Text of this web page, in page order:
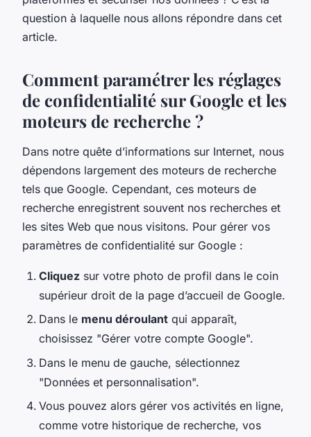
question à laquelle nous allons répondre dans cet
article.
Comment paramétrer les réglages
de confidentialité sur Google et les
moteurs de recherche ?
Dans notre quête d’informations sur Internet, nous
dépendons largement des moteurs de recherche
tels que Google. Cependant, ces moteurs de
recherche enregistrent souvent nos recherches et
les sites Web que nous visitons. Pour gérer vos
paramètres de confidentialité sur Google :
Cliquez sur votre photo de profil dans le coin
supérieur droit de la page d’accueil de Google.
Dans le menu déroulant qui apparaît,
choisissez "Gérer votre compte Google".
Dans le menu de gauche, sélectionnez
"Données et personnalisation".
Vous pouvez alors gérer vos activités en ligne,
comme votre historique de recherche, vos